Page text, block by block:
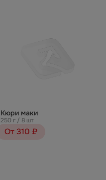
Кюри маки
250 г / 8 шт
От 310 ₽